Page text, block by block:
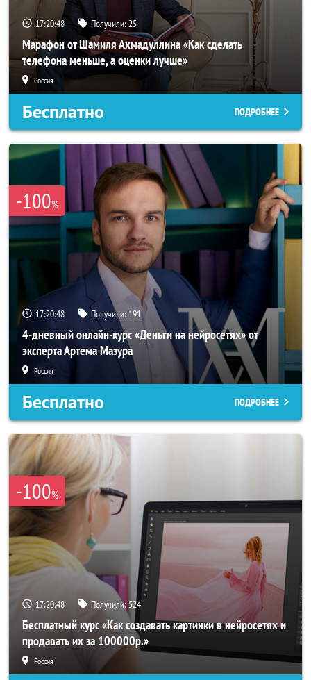
17:20:46 Получили:25
Марафон от Шамиля Ахмадуллина «Как сделать
телефона меньше, а оценки лучше»
Россия
Бесплатно ПОДРОБНЕЕ
-100%
17:20:46 Получили: 191
4-дневный онлайн-курс «Деньги на нейросетях» от
эксперта Артема Мазура
Россия
Бесплатно ПОДРОБНЕЕ
-100%
17:20:46 Получили: 524
Бесплатный курс «Как создавать картинки в нейросетях и
продавать их за 100000р.»
Россия